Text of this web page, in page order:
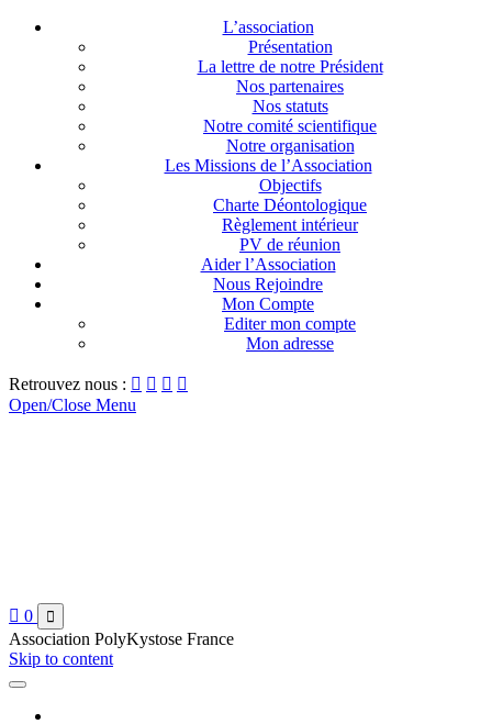
L’association
Présentation
La lettre de notre Président
Nos partenaires
Nos statuts
Notre comité scientifique
Notre organisation
Les Missions de l’Association
Objectifs
Charte Déontologique
Règlement intérieur
PV de réunion
Aider l’Association
Nous Rejoindre
Mon Compte
Editer mon compte
Mon adresse
Retrouvez nous :    
Open/Close Menu
 0 
Association PolyKystose France
Skip to content